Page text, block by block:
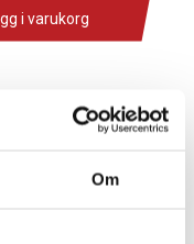
Om
i varukorg